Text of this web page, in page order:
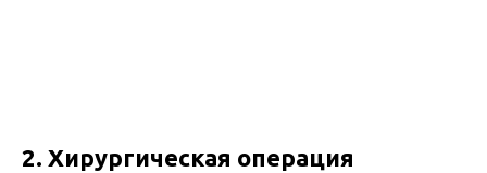
2. Хирургическая операция